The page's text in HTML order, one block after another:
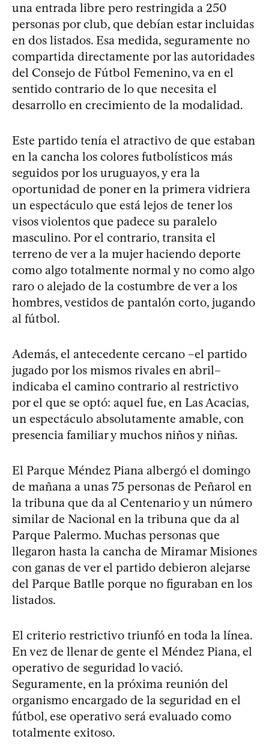
una entrada libre pero restringida a 250
personas por club, que debían estar incluidas
en dos listados. Esa medida, seguramente no
compartida directamente por las autoridades
del Consejo de Fútbol Femenino, va en el
sentido contrario de lo que necesita el
desarrollo en crecimiento de la modalidad.
Este partido tenía el atractivo de que estaban
en la cancha los colores futbolísticos más
seguidos por los uruguayos, y era la
oportunidad de poner en la primera vidriera
un espectáculo que está lejos de tener los
visos violentos que padece su paralelo
masculino. Por el contrario, transita el
terreno de ver a la mujer haciendo deporte
como algo totalmente normal y no como algo
raro o alejado de la costumbre de ver a los
hombres, vestidos de pantalón corto, jugando
al fútbol.
Además, el antecedente cercano –el partido
jugado por los mismos rivales en abril–
indicaba el camino contrario al restrictivo
por el que se optó: aquel fue, en Las Acacias,
un espectáculo absolutamente amable, con
presencia familiar y muchos niños y niñas.
El Parque Méndez Piana albergó el domingo
de mañana a unas 75 personas de Peñarol en
la tribuna que da al Centenario y un número
similar de Nacional en la tribuna que da al
Parque Palermo. Muchas personas que
llegaron hasta la cancha de Miramar Misiones
con ganas de ver el partido debieron alejarse
del Parque Batlle porque no figuraban en los
listados.
El criterio restrictivo triunfó en toda la línea.
En vez de llenar de gente el Méndez Piana, el
operativo de seguridad lo vació.
Seguramente, en la próxima reunión del
organismo encargado de la seguridad en el
fútbol, ese operativo será evaluado como
totalmente exitoso.